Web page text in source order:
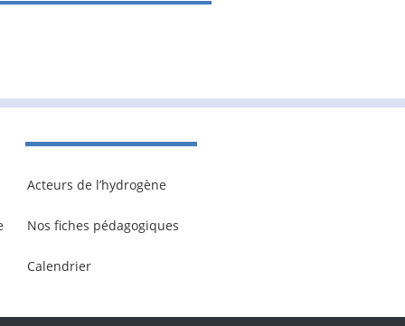
Acteurs de l’hydrogène
Nos fiches pédagogiques
Calendrier